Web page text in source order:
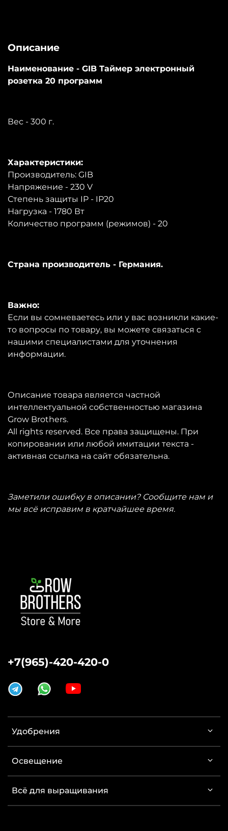
Описание
Наименование - GIB Таймер электронный
розетка 20 программ
Вес - 300 г.
Характеристики:
Производитель: GIB
Напряжение - 230 V
Степень защиты IP - IP20
Нагрузка - 1780 Вт
Количество программ (режимов) - 20
Страна производитель - Германия.
Важно:
Если вы сомневаетесь или у вас возникли какие-
то вопросы по товару, вы можете связаться с
нашими специалистами для уточнения
информации.
Описание товара является частной
интеллектуальной собственностью магазина
Grow Brothers.
All rights reserved. Все права защищены. При
копировании или любой имитации текста -
активная ссылка на сайт обязательна.
Заметили ошибку в описании? Сообщите нам и
мы всё исправим в кратчайшее время.
Удобрения
Освещение
Всё для выращивания
+7(965)-420-420-0